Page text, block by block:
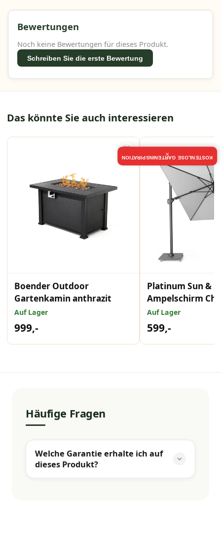
Bewertungen
Noch keine Bewertungen für dieses Produkt.
Schreiben Sie die erste Bewertung
Das könnte Sie auch interessieren
Boender Outdoor
Gartenkamin anthrazit
Auf Lager
999,-
Platinum Sun &
Ampelschirm
350x260 weiß
Auf Lager
599,-
Häufige Fragen
Welche Garantie erhalte ich auf
dieses Produkt?
KOSTENLOSE GARTENINSPIRATION
×